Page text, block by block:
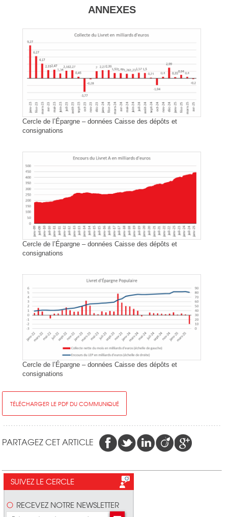
ANNEXES
Cercle de l’Épargne – données Caisse des dépôts et
consignations
Cercle de l’Épargne – données Caisse des dépôts et
consignations
Cercle de l’Épargne – données Caisse des dépôts et
consignations
TÉLÉCHARGER LE PDF DU COMMUNIQUÉ
PARTAGEZ CET ARTICLE
SUIVEZ LE CERCLE
RECEVEZ NOTRE NEWSLETTER